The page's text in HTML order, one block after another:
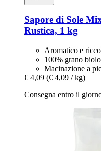
Sapore di Sole
Rustica, 1 kg
Aromatico e
100% grano
Macinazione a
€ 4,09 (€ 4,09 / kg)
Consegna entro il